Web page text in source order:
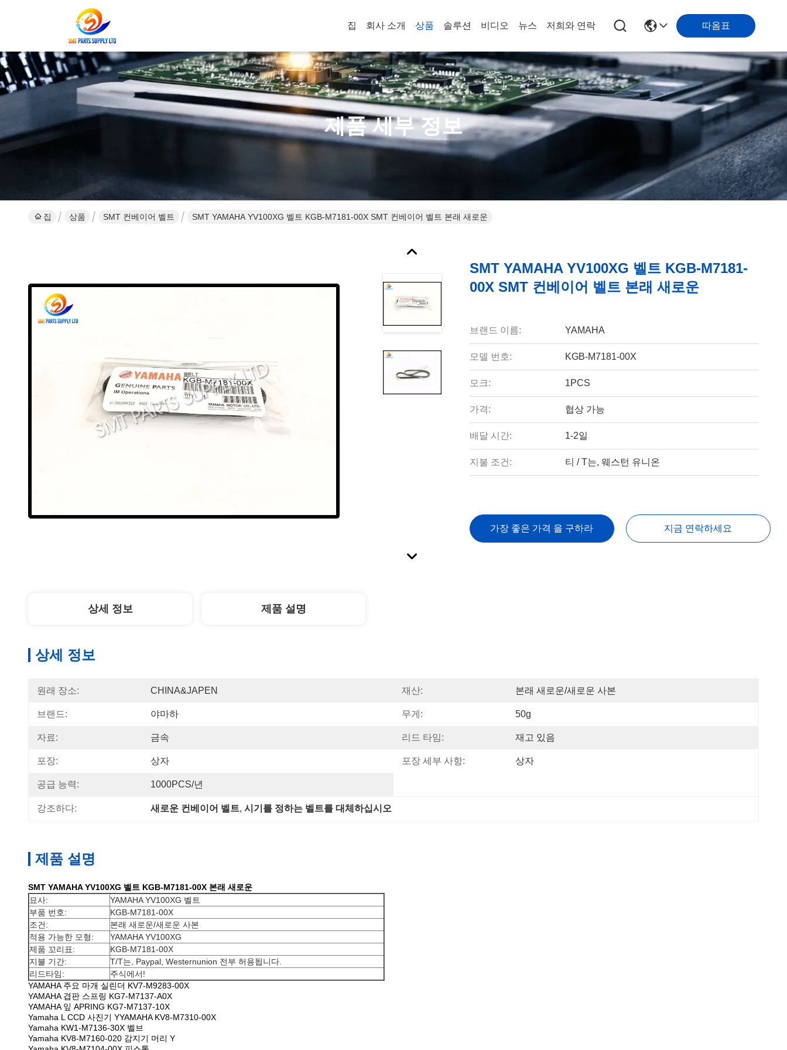
집 회사 소개 상품 솔루션 비디오 뉴스 저희와 연락 따옴표
제품 세부 정보
집 상품 SMT 컨베이어 벨트 SMT YAMAHA YV100XG 벨트 KGB-M7181-00X SMT 컨베이어 벨트 본래 새로운
SMT YAMAHA YV100XG 벨트 KGB-M7181-
00X SMT 컨베이어 벨트 본래 새로운
브랜드 이름: YAMAHA
모델 번호: KGB-M7181-00X
모크: 1PCS
가격: 협상 가능
배달 시간: 1-2일
지불 조건: 티 / T는, 웨스턴 유니온
가장 좋은 가격 을 구하라 지금 연락하세요
상세 정보 제품 설명
상세 정보
원래 장소: CHINA&JAPEN 재산: 본래 새로운/새로운 사본
브랜드: 야마하 무게: 50g
자료: 금속 리드 타임: 재고 있음
포장: 상자 포장 세부 사항: 상자
공급 능력: 1000PCS/년
강조하다: 새로운 컨베이어 벨트, 시기를 정하는 벨트를 대체하십시오
제품 설명
SMT YAMAHA YV100XG 벨트 KGB-M7181-00X 본래 새로운
묘사:
YAMAHA YV100XG 벨트
부품 번호:
KGB-M7181-00X
조건:
본래 새로운/새로운 사본
적용 가능한 모형:
YAMAHA YV100XG
제품 꼬리표:
KGB-M7181-00X
지불 기간:
T/T는, Paypal, Westernunion 전부 허용됩니다.
리드타임:
주식에서!
YAMAHA 주요 마개 실린더 KV7-M9283-00X
YAMAHA 겹판 스프링 KG7-M7137-A0X
YAMAHA 잎 APRING KG7-M7137-10X
Yamaha L CCD 사진기 YYAMAHA KV8-M7310-00X
Yamaha KW1-M7136-30X 벨브
Yamaha KV8-M7160-020 감지기 머리 Y